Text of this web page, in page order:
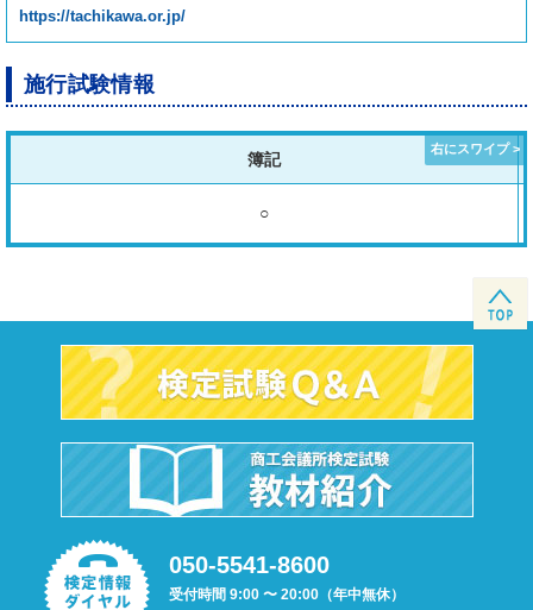
https://tachikawa.or.jp/
施行試験情報
簿記
○
050-5541-8600
受付時間 9:00 〜 20:00（年中無休）